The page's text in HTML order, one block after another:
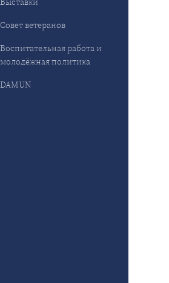
Совет ветеранов
Воспитательная работа и
молодёжная политика
DAMUN